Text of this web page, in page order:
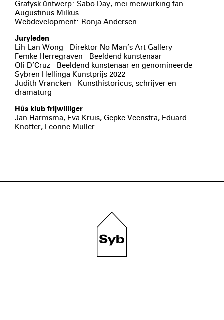
Grafysk ûntwerp: Sabo Day, mei meiwurking fan
Augustinus Milkus
Webdevelopment: Ronja Andersen
Juryleden
Lih-Lan Wong - Direktor No Man’s Art Gallery
Femke Herregraven - Beeldend kunstenaar
Oli D’Cruz - Beeldend kunstenaar en genomineerde
Sybren Hellinga Kunstprijs 2022
Judith Vrancken - Kunsthistoricus, schrijver en
dramaturg
Hûs klub frijwilliger
Jan Harmsma, Eva Kruis, Gepke Veenstra, Eduard
Knotter, Leonne Muller